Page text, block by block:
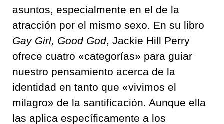
asuntos, especialmente en el de la
atracción por el mismo sexo. En su libro
Gay Girl, Good God, Jackie Hill Perry
ofrece cuatro «categorías» para guiar
nuestro pensamiento acerca de la
identidad en tanto que «vivimos el
milagro» de la santificación. Aunque ella
las aplica específicamente a los